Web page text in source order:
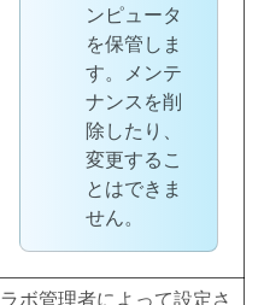
ンピュータ
を保管しま
す。メンテ
ナンスを削
除したり、
変更するこ
とはできま
せん。
ラボ管理者によって設定さ